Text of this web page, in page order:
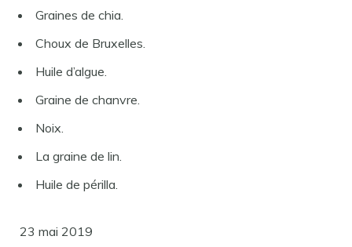
Graines de chia.
Choux de Bruxelles.
Huile d’algue.
Graine de chanvre.
Noix.
La graine de lin.
Huile de périlla.
23 mai 2019